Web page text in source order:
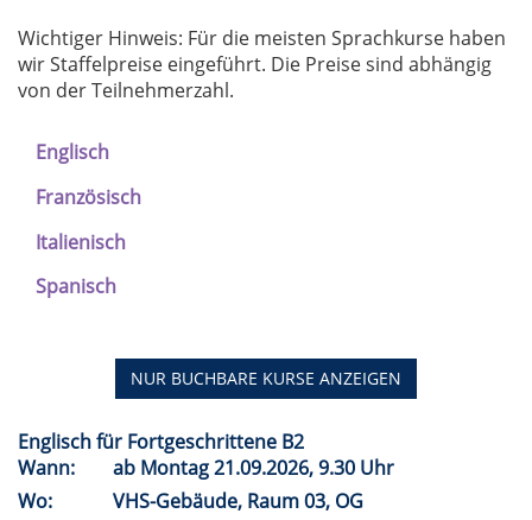
Wichtiger Hinweis: Für die meisten Sprachkurse haben
wir Staffelpreise eingeführt. Die Preise sind abhängig
von der Teilnehmerzahl.
Englisch
Französisch
Italienisch
Spanisch
NUR BUCHBARE KURSE ANZEIGEN
Englisch für Fortgeschrittene B2
Wann:
ab Montag 21.09.2026, 9.30 Uhr
Wo:
VHS-Gebäude, Raum 03, OG